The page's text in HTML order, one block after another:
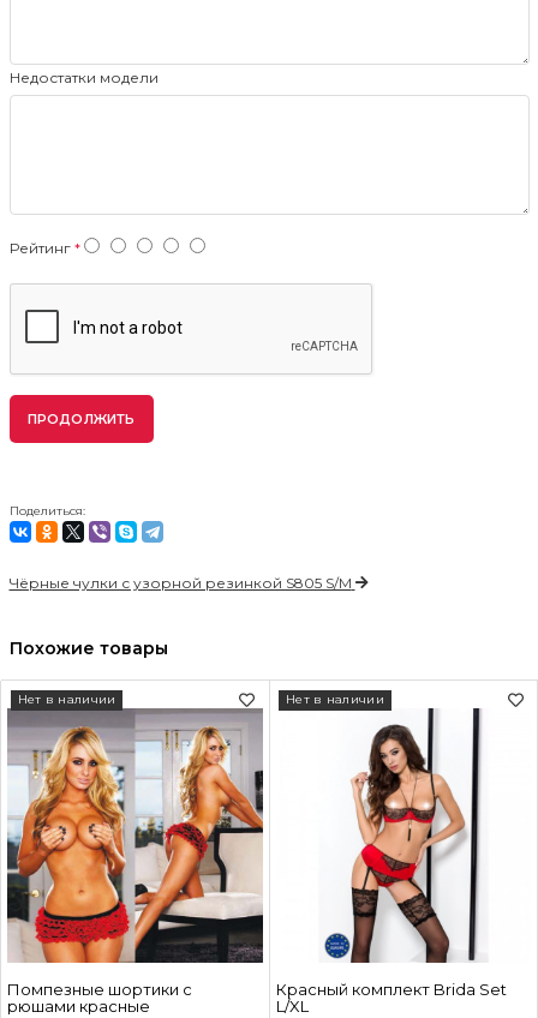
Недостатки модели
Рейтинг
ПРОДОЛЖИТЬ
Поделиться:
Чёрные чулки с узорной резинкой S805 S/M
Похожие товары
Помпезные шортики с
рюшами красные
Нет в наличии
Красный комплект Brida Set
L/XL
Нет в наличии